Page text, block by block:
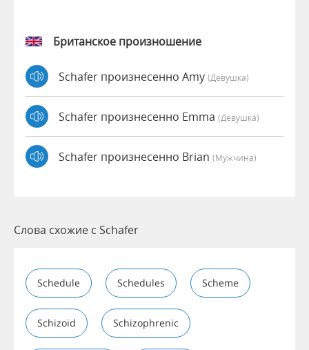
Британское произношение
Schafer произнесенно Amy (девушка)
Schafer произнесенно Emma (девушка)
Schafer произнесенно Brian (мужчина)
Слова схожие с Schafer
Schedule Schedules Scheme
Schizoid Schizophrenic